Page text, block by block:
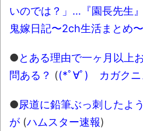
いのでは？」…『園長先生
鬼嫁日記〜2ch生活まとめ〜
●とある理由で一ヶ月以上
問ある？ ((*ﾟ∀ﾟ)ゞカガク
●尿道に鉛筆ぶっ刺したよ
が (ハムスター速報)